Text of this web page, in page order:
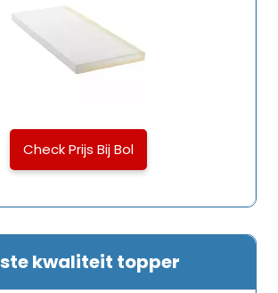
Check Prijs Bij Bol
kwaliteit topper